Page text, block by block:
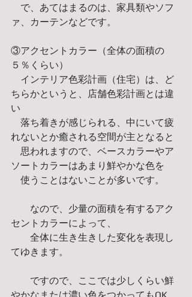
で、あてはまるのは、家具類やソフ
ァ、カーテンなどです。
③アクセントカラー（全体の面積の
５％くらい）
インテリア色彩計画（住宅）は、ど
ちらかというと、店舗色彩計画とは違
い
落ち着きが感じられる、中にいて疲
れないとか癒される空間が主となると
思われますので、ベースカラーやア
ソートカラーはあまり鮮やかな色を
使うことはないことが多いです。
なので、少量の面積を有するアク
セントカラーによって、
全体に生き生きした変化を表現し
てゆきます。
ですので、ここでは少しくらい鮮